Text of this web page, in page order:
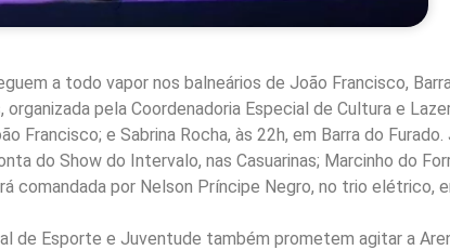
a todo vapor nos balneários de João Francisco,
pela Coordenadoria Especial de Cultura e
Francisco; e Sabrina Rocha, às 22h, em Barra do Furado.
do Show do Intervalo, nas Casuarinas; Marcinho do
comandada por Nelson Príncipe Negro, no trio elétrico,
de Esporte e Juventude também prometem agitar a